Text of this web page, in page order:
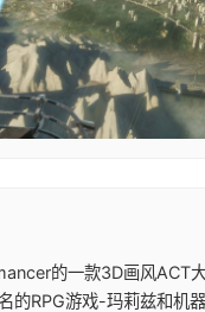
的一款3D画风ACT
的RPG游戏-玛莉兹和机